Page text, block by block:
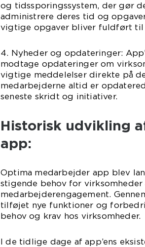
og tidssporingssystem, der gør
administrere deres tid og
vigtige opgaver bliver fuldført til
4. Nyheder og opdateringer:
modtage opdateringer om
vigtige meddelelser direkte på
medarbejderne altid er
seneste skridt og initiativer.
Historisk udvikling
app:
Optima medarbejder app blev
stigende behov for
medarbejderengagement.
tilføjet nye funktioner og
behov og krav hos virksomheder.
I de tidlige dage af app’ens